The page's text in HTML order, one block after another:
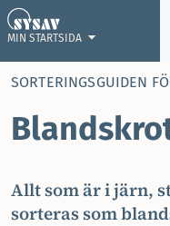
MIN STARTSIDA
SORTERINGSGUIDEN
Allt som är i järn,
sorteras som